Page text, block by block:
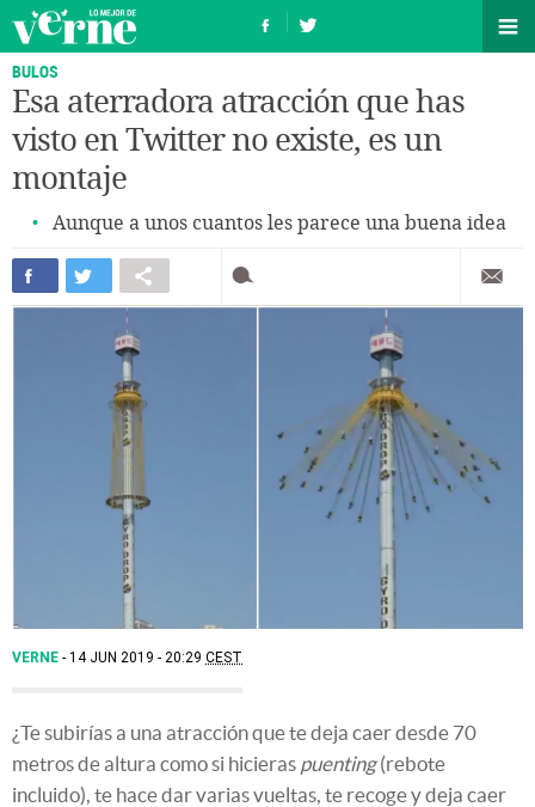
BULOS
Esa aterradora atracción que has
visto en Twitter no existe, es un
montaje
Aunque a unos cuantos les parece una buena idea
VERNE 14 JUN 2019 - 20:29 CEST
¿Te subirías a una atracción que te deja caer desde 70
metros de altura como si hicieras puenting(rebote
incluido), te hace dar varias vueltas, te recoge y deja caer